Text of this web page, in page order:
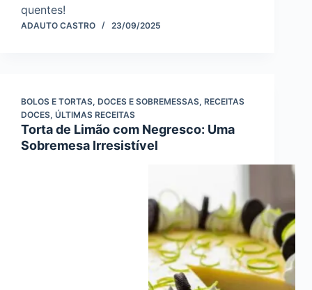
quentes!
ADAUTO CASTRO 23/09/2025
BOLOS E TORTAS, DOCES E SOBREMESSAS, RECEITAS
DOCES, ÚLTIMAS RECEITAS
Torta de Limão com Negresco: Uma
Sobremesa Irresistível